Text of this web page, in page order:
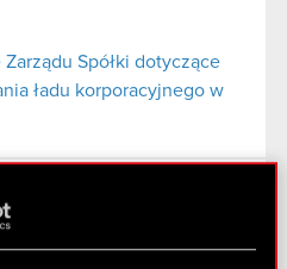
Spółki dotyczące
ładu korporacyjnego w
57/2008